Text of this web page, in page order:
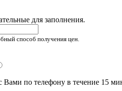
для заполнения.
способ получения цен.
Вами по телефону в течение 15